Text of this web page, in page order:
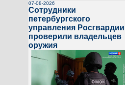
07-08-2026
Сотрудники
петербургского
управления Росгвардии
проверили владельцев
оружия